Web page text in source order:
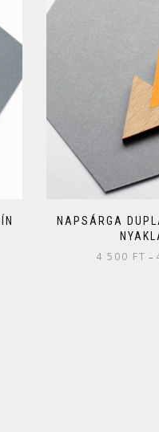
NAPSÁRGA
4 500 FT –